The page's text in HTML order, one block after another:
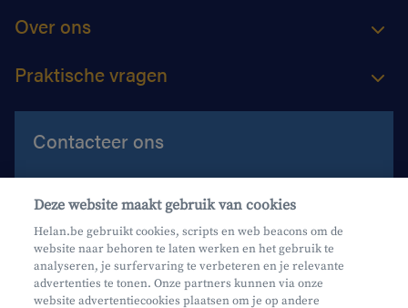
Over ons
Praktische vragen
Contacteer ons
Contacteer ons
Maak een afspraak
Waar vind je ons?
Deze website maakt gebruik van cookies
Helan.be gebruikt cookies, scripts en web beacons om de
website naar behoren te laten werken en het gebruik te
analyseren, je surfervaring te verbeteren en je relevante
advertenties te tonen. Onze partners kunnen via onze
website advertentiecookies plaatsen om je op andere